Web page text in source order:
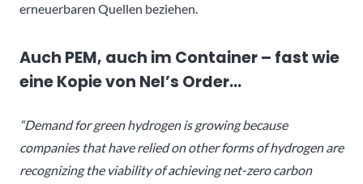
erneuerbaren Quellen beziehen.
Auch PEM, auch im Container – fast wie
eine Kopie von Nel’s Order…
“Demand for green hydrogen is growing because
companies that have relied on other forms of hydrogen are
recognizing the viability of achieving net-zero carbon